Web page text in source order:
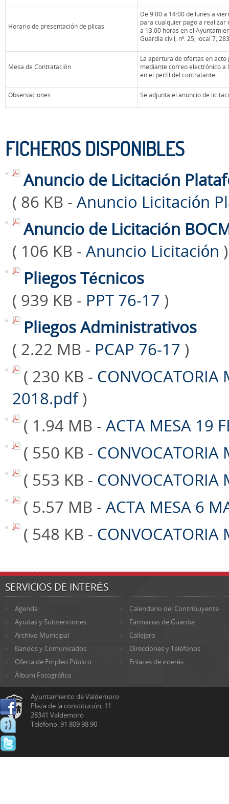
Horario de presentación de plicas
De 9:00 a 14:00 de lunes a
para cualquier pago a realizar
a 13:00 horas en el
Guardia civil, nº. 25, local 7,
Mesa de Contratación
La apertura de ofertas en
mediante correo electrónico a
en el perfil del contratante.
Observaciones Se adjunta el anuncio de
FICHEROS DISPONIBLES
Anuncio de Licitación
( 86 KB - Anuncio Licitación
Anuncio de Licitación
( 106 KB - Anuncio Licitación )
Pliegos Técnicos
( 939 KB - PPT 76-17 )
Pliegos Administrativos
( 2.22 MB - PCAP 76-17 )
( 230 KB - CONVOCATORIA
2018.pdf)
( 1.94 MB - ACTA MESA 19
( 550 KB -
( 553 KB -
( 5.57 MB - ACTA MESA 6
( 548 KB -
SERVICIOS DE INTERÉS
Agenda
Calendario del Contribuyente
Ayudas y Subvenciones
Farmacias de Guardia
Archivo Municipal
Callejero
Bandos y Comunicados
Direcciones y Teléfonos
Oferta de Empleo Público
Enlaces de interés
Álbum Fotográfico
Ayuntamiento de Valdemoro
Plaza de la constitución, 11
28341 Valdemoro
Teléfono: 91 809 98 90